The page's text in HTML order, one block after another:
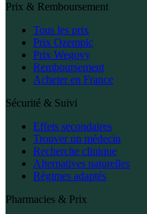
Prix & Remboursement
Tous les prix
Prix Ozempic
Prix Wegovy
Remboursement
Acheter en France
Sécurité & Suivi
Effets secondaires
Trouver un médecin
Recherche clinique
Alternatives naturelles
Régimes adaptés
Pharmacies & Prix